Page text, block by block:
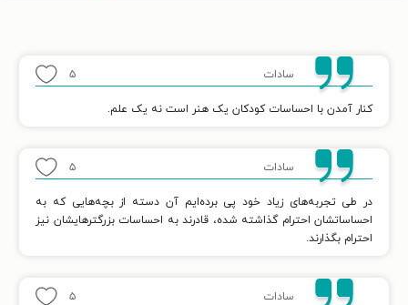
سادات ۵
کنار آمدن با احساسات کودکان یک هنر است نه یک علم.
سادات ۵
در طی تجربه‌های زیاد خود پی برده‌ایم آن دسته از بچه‌هایی که به
احساساتشان احترام گذاشته شده، قادرند به احساسات بزرگترهایشان نیز
احترام بگذارند.
سادات ۵